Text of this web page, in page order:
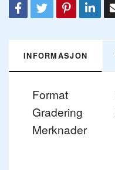
INFORMASJON
Format
Gradering
Merknader